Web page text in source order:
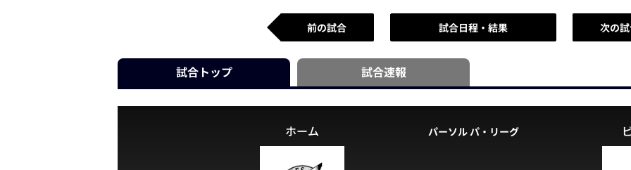
前の試合 試合日程・結果 次の
試合トップ 試合速報
パーソル パ・リーグ
ホーム